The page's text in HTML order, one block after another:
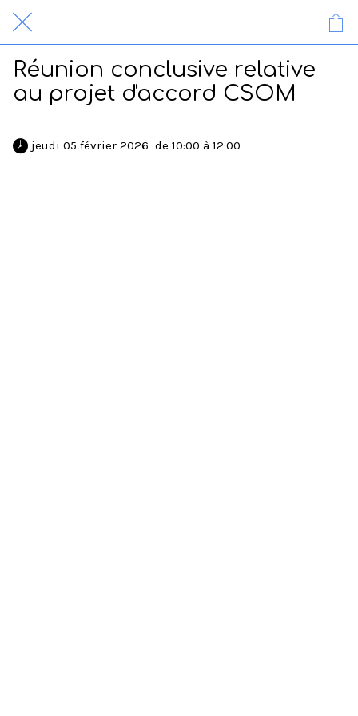
Réunion conclusive relative
au projet d'accord CSOM
jeudi 05 février 2026  de 10:00 à 12:00